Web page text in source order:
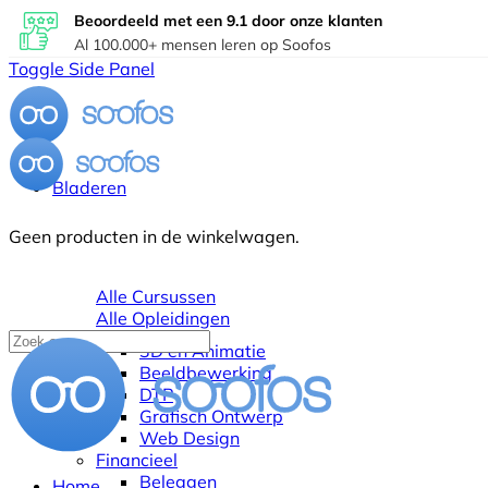
Beoordeeld met een 9.1 door onze klanten
Al 100.000+ mensen leren op Soofos
Toggle Side Panel
Bladeren
Alle Cursussen
Alle Opleidingen
3D en Animatie
Beeldbewerking
DTP
Grafisch Ontwerp
Web Design
Financieel
Beleggen
Geen producten in de winkelwagen.